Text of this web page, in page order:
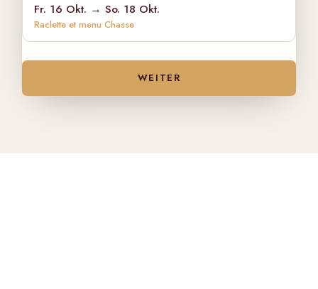
Fr. 16 Okt. → So. 18 Okt.
Raclette et menu Chasse
WEITER